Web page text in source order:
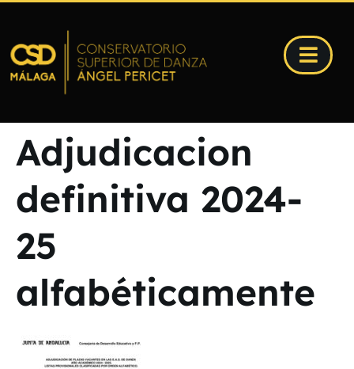
Adjudicacion
definitiva 2024-
25
alfabéticamente